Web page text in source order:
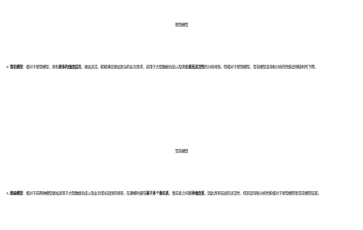
星型模型
2. 雪花模型：相对于星型模型，具有更多的维度层次，更加灵活，能够满足更加复杂的业务需求，适用于大型数据仓库以及需要更高灵活性的分析场景。但相对于星型模型，雪花模型查询和分析的性能会稍微有所下降。
雪花模型
3. 星座模型：相对于前两种模型更加适用于大型数据仓库以及业务增长较快的场景，在建模时通常基于多个事实表 ，事实表之间共享维度表 ，因此具有较高的灵活性，但其查询和分析性能相对于星型模型和雪花模型较差。